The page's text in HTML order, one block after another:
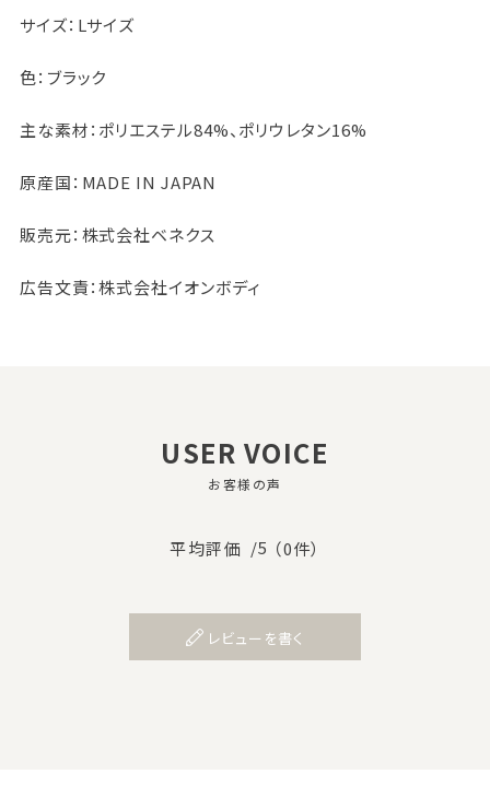
サイズ：Lサイズ
色：ブラック
主な素材：ポリエステル84%、ポリウレタン16%
原産国：MADE IN JAPAN
販売元：株式会社ベネクス
広告文責：株式会社イオンボディ
USER VOICE
お客様の声
平均評価 /5 （0件）
レビューを書く